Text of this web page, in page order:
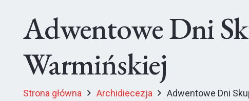
Adwentowe Dni
Warmińskiej
Strona główna Archidiecezja Adwentowe Dni